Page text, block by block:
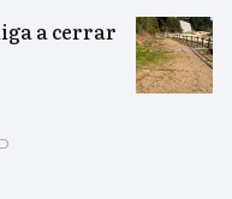
a cerrar